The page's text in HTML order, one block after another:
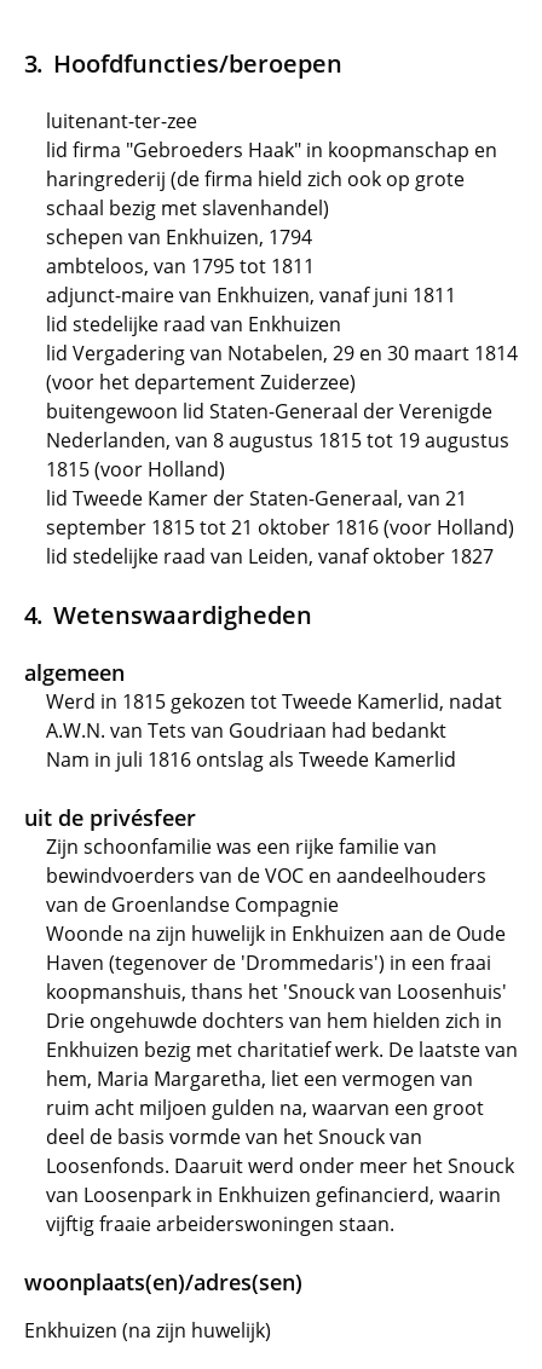
Hoofdfuncties/beroepen
luitenant-ter-zee
lid firma "Gebroeders Haak" in koopmanschap en
haringrederij (de firma hield zich ook op grote
schaal bezig met slavenhandel)
schepen van Enkhuizen, 1794
ambteloos, van 1795 tot 1811
adjunct-maire van Enkhuizen, vanaf juni 1811
lid stedelijke raad van Enkhuizen
lid Vergadering van Notabelen, 29 en 30 maart 1814
(voor het departement Zuiderzee)
buitengewoon lid Staten-Generaal der Verenigde
Nederlanden, van 8 augustus 1815 tot 19 augustus
1815 (voor Holland)
lid Tweede Kamer der Staten-Generaal, van 21
september 1815 tot 21 oktober 1816 (voor Holland)
lid stedelijke raad van Leiden, vanaf oktober 1827
Wetenswaardigheden
algemeen
Werd in 1815 gekozen tot Tweede Kamerlid, nadat
A.W.N. van Tets van Goudriaan had bedankt
Nam in juli 1816 ontslag als Tweede Kamerlid
uit de privésfeer
Zijn schoonfamilie was een rijke familie van
bewindvoerders van de VOC en aandeelhouders
van de Groenlandse Compagnie
Woonde na zijn huwelijk in Enkhuizen aan de Oude
Haven (tegenover de 'Drommedaris') in een fraai
koopmanshuis, thans het 'Snouck van Loosenhuis'
Drie ongehuwde dochters van hem hielden zich in
Enkhuizen bezig met charitatief werk. De laatste van
hem, Maria Margaretha, liet een vermogen van
ruim acht miljoen gulden na, waarvan een groot
deel de basis vormde van het Snouck van
Loosenfonds. Daaruit werd onder meer het Snouck
van Loosenpark in Enkhuizen gefinancierd, waarin
vijftig fraaie arbeiderswoningen staan.
woonplaats(en)/adres(sen)
Enkhuizen (na zijn huwelijk)